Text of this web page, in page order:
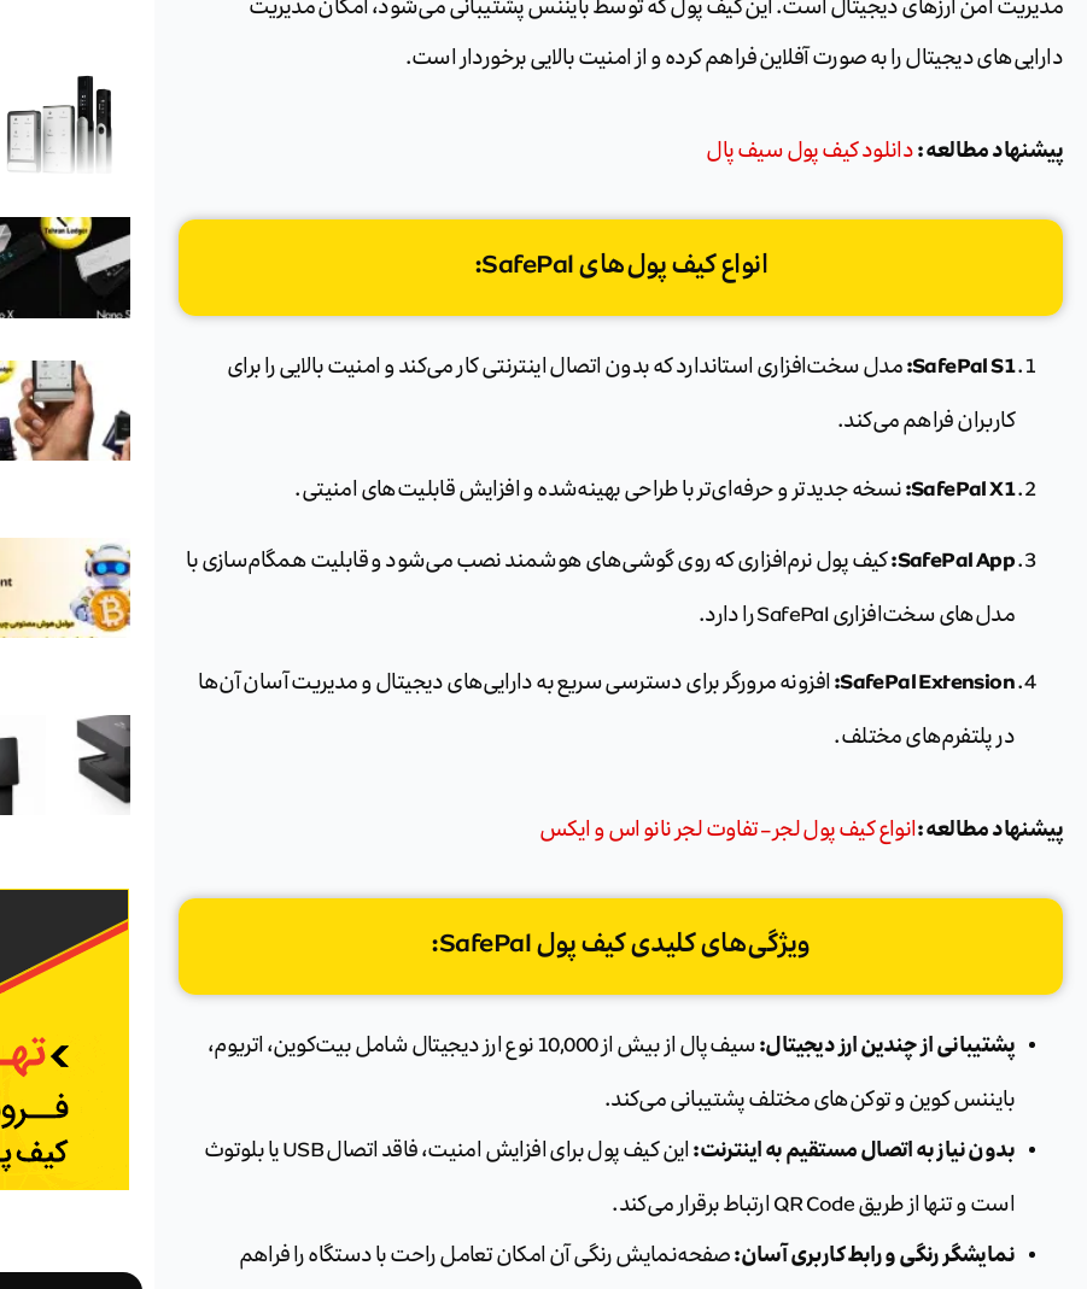
مدیریت امن ارزهای دیجیتال است. این کیف پول که توسط بایننس پشتیبانی می‌شود، امکان مدیریت
دارایی‌های دیجیتال را به صورت آفلاین فراهم کرده و از امنیت بالایی برخوردار است.
پیشنهاد مطالعه : دانلود کیف پول سیف پال
انواع کیف پول‌های SafePal:
SafePal S1: مدل سخت‌افزاری استاندارد که بدون اتصال اینترنتی کار می‌کند و امنیت بالایی را برای
کاربران فراهم می‌کند.
SafePal X1: نسخه جدیدتر و حرفه‌ای‌تر با طراحی بهینه‌شده و افزایش قابلیت‌های امنیتی.
SafePal App: کیف پول نرم‌افزاری که روی گوشی‌های هوشمند نصب می‌شود و قابلیت همگام‌سازی با
مدل‌های سخت‌افزاری SafePal را دارد.
SafePal Extension: افزونه مرورگر برای دسترسی سریع به دارایی‌های دیجیتال و مدیریت آسان آن‌ها
در پلتفرم‌های مختلف.
پیشنهاد مطالعه : انواع کیف پول لجر – تفاوت لجر نانو اس و ایکس
ویژگی‌های کلیدی کیف پول SafePal:
پشتیبانی از چندین ارز دیجیتال: سیف پال از بیش از 10,000 نوع ارز دیجیتال شامل بیت‌کوین، اتریوم،
بایننس کوین و توکن‌های مختلف پشتیبانی می‌کند.
بدون نیاز به اتصال مستقیم به اینترنت: این کیف پول برای افزایش امنیت، فاقد اتصال USB یا بلوتوث
است و تنها از طریق QR Code ارتباط برقرار می‌کند.
نمایشگر رنگی و رابط کاربری آسان: صفحه‌نمایش رنگی آن امکان تعامل راحت با دستگاه را فراهم